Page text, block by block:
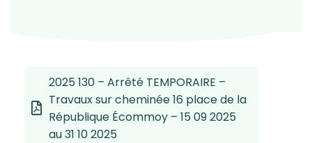
2025 130 – Arrêté TEMPORAIRE –
Travaux sur cheminée 16 place de la
République Écommoy – 15 09 2025
au 31 10 2025